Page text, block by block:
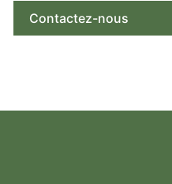
Contactez-nous